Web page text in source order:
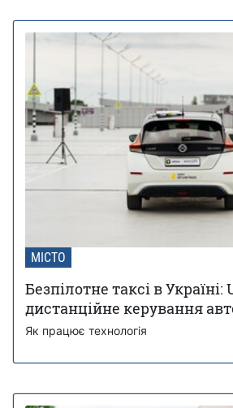
МІСТО
Безпілотне таксі в Україні:
дистанційне керування
Як працює технологія